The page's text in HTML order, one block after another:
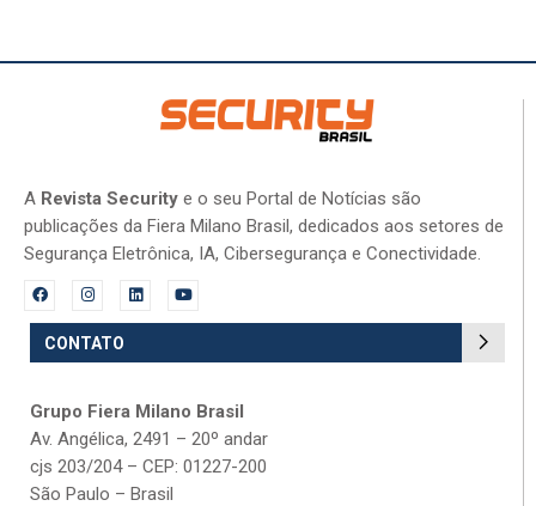
A Revista Security e o seu Portal de Notícias são
publicações da Fiera Milano Brasil, dedicados aos setores de
Segurança Eletrônica, IA, Cibersegurança e Conectividade.
CONTATO
Grupo Fiera Milano Brasil
Av. Angélica, 2491 – 20º andar
cjs 203/204 – CEP: 01227-200
São Paulo – Brasil